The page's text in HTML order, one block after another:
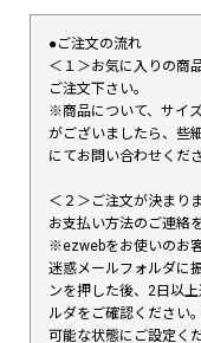
●ご注文の流れ
＜１＞お気に入りの商
ご注文下さい。
※商品について、サイ
がございましたら、些
にてお問い合わせくださ
＜２＞ご注文が決まり
お支払い方法のご連絡
※ezwebをお使いのお
迷惑メールフォルダに
ンを押した後、2日以
ルダをご確認ください
可能な状態にご設定く